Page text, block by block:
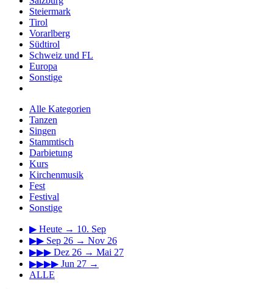
Steiermark
Tirol
Vorarlberg
Südtirol
Schweiz und FL
Europa
Sonstige
Alle Kategorien
Tanzen
Singen
Stammtisch
Darbietung
Kurs
Kirchenmusik
Fest
Festival
Sonstige
▶ Heute → 10. Sep
▶▶ Sep 26 → Nov 26
▶▶▶ Dez 26 → Mai 27
▶▶▶▶ Jun 27 →
ALLE